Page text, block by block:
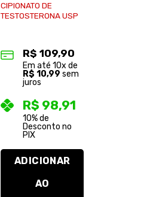
CIPIONATO DE
TESTOSTERONA USP
R$ 109,90
Em até10x de
R$ 10,99 sem
juros
R$ 98,91
10% de
Desconto no
PIX
ADICIONAR
AO